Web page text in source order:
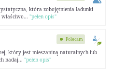
która zobojętnienia ładunki
"pełen opis"
który jest mieszaniną naturalnych lub
nadaj... "pełen opis"
Polecam